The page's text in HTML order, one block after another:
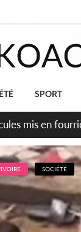
SPORT
mis en
SOCIÉTÉ